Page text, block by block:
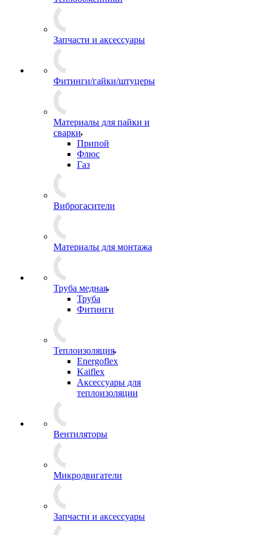
Запчасти и аксессуары
Фитинги/гайки/штуцеры
Материалы для пайки и
сварки
Припой
Флюс
Газ
Виброгасители
Материалы для монтажа
Труба медная
Труба
Фитинги
Теплоизоляция
Energoflex
Kaiflex
Аксессуары для
теплоизоляции
Вентиляторы
Микродвигатели
Запчасти и аксессуары